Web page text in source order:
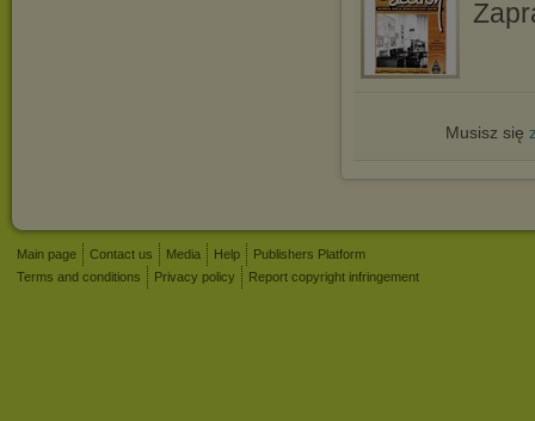
Musisz się
Main page Contact us Media Help
Publishers Platform
Terms and conditions
Privacy policy Report copyright infringement